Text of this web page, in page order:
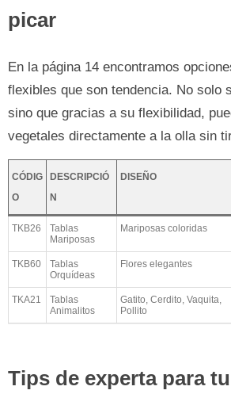
picar
En la página 14 encontramos
flexibles que son tendencia. No solo
sino que gracias a su flexibilidad,
vegetales directamente a la olla sin
CÓDIG
O
DESCRIPCIÓ
N
DISEÑO
TKB26
Tablas
Mariposas
Mariposas coloridas
TKB60
Tablas
Orquídeas
Flores elegantes
TKA21
Tablas
Animalitos
Gatito, Cerdito, Vaquita,
Pollito
Tips de experta para